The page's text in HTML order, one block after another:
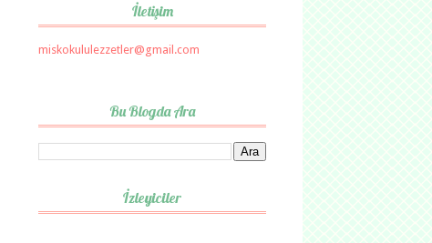
İletişim
miskokululezzetler@gmail.com
Bu Blogda Ara
İzleyiciler